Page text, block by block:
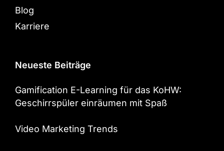
Blog
Karriere
Neueste Beiträge
Gamification E-Learning für das KoHW:
Geschirrspüler einräumen mit Spaß
Video Marketing Trends